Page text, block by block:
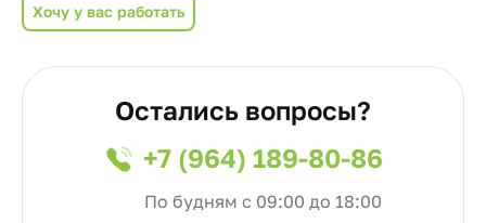
Хочу у вас работать
Остались вопросы?
+7 (964) 189-80-86
По будням с 09:00 до 18:00